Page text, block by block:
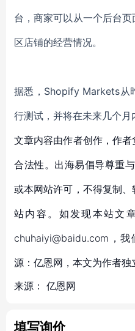
台 ，商家可以从一个后台
区店铺的经营情况。
据悉， Shopify Markets从
行测试 ，并将在未来几个月
文章内容由作者创作，作
合法性。出海易倡导尊重
或本网站许可，不得复制
站内容。如发现本站文
chuhaiyi@baidu.com，
源：亿恩网，本文为作者独
来源： 亿恩网
填写询价